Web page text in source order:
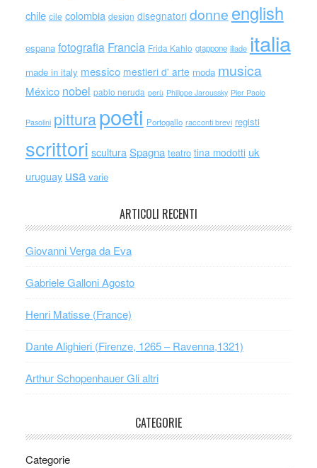
chile cile colombia design disegnatori donne english
espana fotografia Francia Frida Kahlo giappone iliade italia
made in italy messico mestieri d' arte moda musica
México nobel pablo neruda perù Philippe Jaroussky Pier Paolo
Pasolini pitturapoeti Portogallo racconti brevi registi
scrittori scultura Spagna teatro tina modotti uk
uruguay usa varie
ARTICOLI RECENTI
Giovanni Verga da Eva
Gabriele Galloni Agosto
Henri Matisse (France)
Dante Alighieri (Firenze, 1265 – Ravenna,1321)
Arthur Schopenhauer Gli altri
CATEGORIE
Categorie